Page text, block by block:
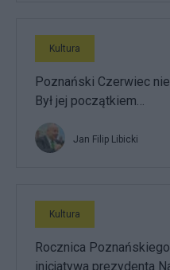
Kultura
Poznański Czerwiec
Był jej początkiem…
Jan Filip Libicki
Kultura
Rocznica
inicjatywa prezydenta